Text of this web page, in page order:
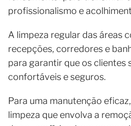
profissionalismo e
A limpeza regular das áreas
recepções, corredores e
para garantir que os clientes
confortáveis e seguros.
Para uma manutenção
limpeza que envolva a